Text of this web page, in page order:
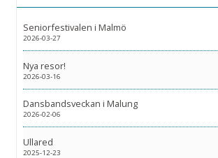
Seniorfestivalen i Malmö
2026-03-27
Nya resor!
2026-03-16
Dansbandsveckan i Malung
2026-02-06
Ullared
2025-12-23